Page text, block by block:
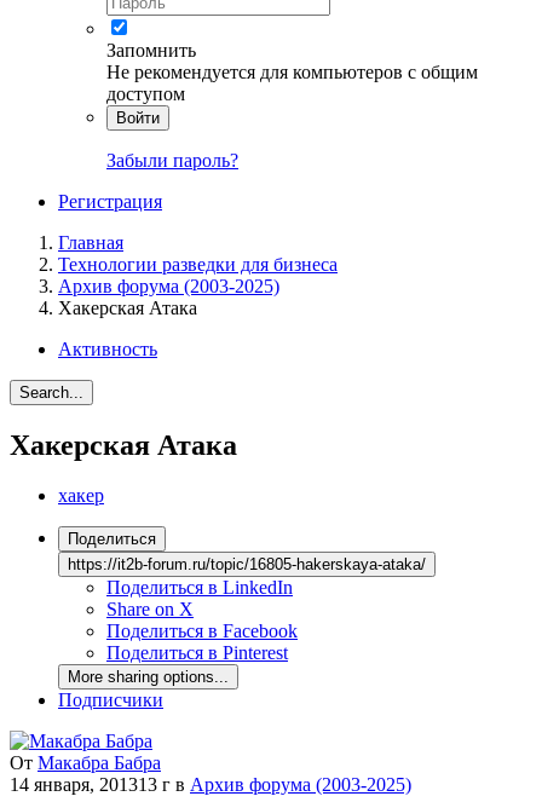
Запомнить
Не рекомендуется для компьютеров с общим
доступом
Войти
Забыли пароль?
Регистрация
Главная
Технологии разведки для бизнеса
Архив форума (2003-2025)
Хакерская Атака
Активность
Search...
Хакерская Атака
хакер
Поделиться
https://it2b-forum.ru/topic/16805-hakerskaya-ataka/
Поделиться в LinkedIn
Share on X
Поделиться в Facebook
Поделиться в Pinterest
More sharing options...
Подписчики
От Макабра Бабра
14 января, 201313 г в Архив форума (2003-2025)